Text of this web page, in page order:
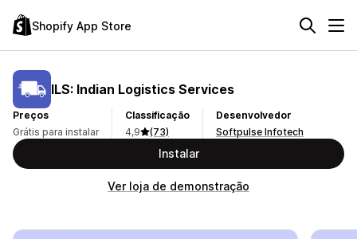
Shopify App Store
ILS: Indian Logistics Services
Preços
Grátis para instalar
Classificação
4,9
(73)
Desenvolvedor
Softpulse Infotech
Instalar
Ver loja de demonstração